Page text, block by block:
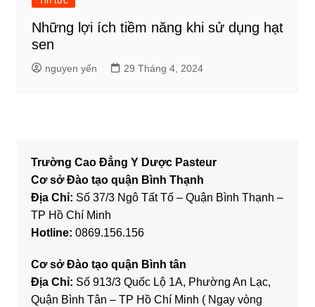
Những lợi ích tiềm năng khi sử dụng hạt
sen
nguyen yến 29 Tháng 4, 2024
Trường Cao Đẳng Y Dược Pasteur
Cơ sở Đào tạo quận Bình Thạnh
Địa Chỉ: Số 37/3 Ngô Tất Tố – Quận Bình Thạnh –
TP Hồ Chí Minh
Hotline: 0869.156.156
Cơ sở Đào tạo quận Bình tân
Địa Chỉ: Số 913/3 Quốc Lộ 1A, Phường An Lạc,
Quận Bình Tân – TP Hồ Chí Minh ( Ngay vòng